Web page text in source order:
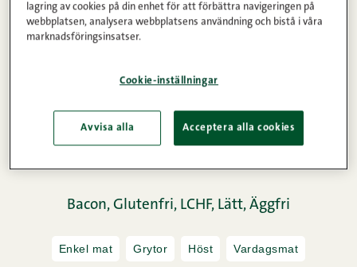
Instruktioner
Näringsinnehåll
Av Riktig länk får man en god gryta.
Bacon, Glutenfri, LCHF, Lätt, Äggfri
Enkel mat Grytor Höst Vardagsmat
lagring av cookies på din enhet för att förbättra navigeringen på
webbplatsen, analysera webbplatsens användning och bistå i våra
marknadsföringsinsatser.
Cookie-inställningar
Avvisa alla Acceptera alla cookies